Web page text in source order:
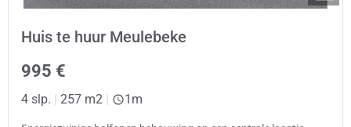
Huis te huur Meulebeke
995 €
4 slp. 257 m2 1m